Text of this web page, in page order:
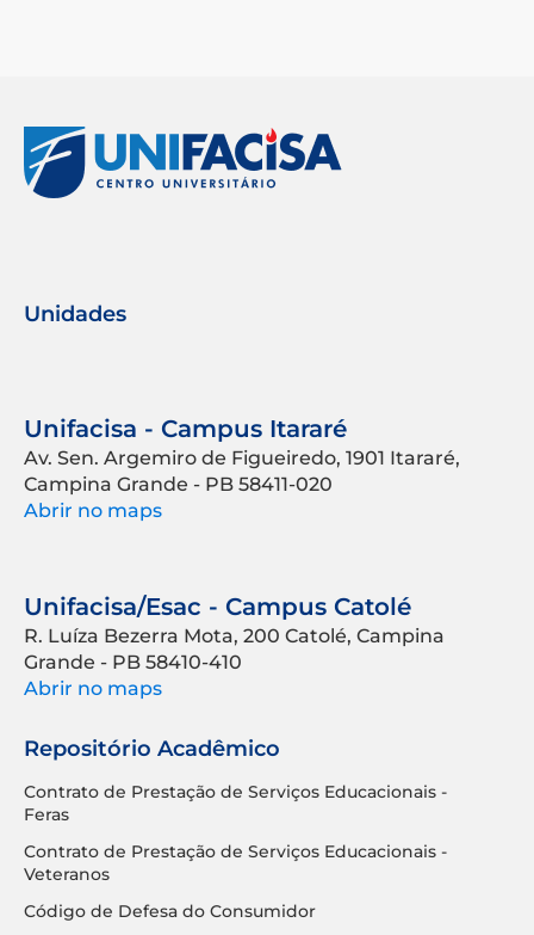
Unidades
Unifacisa - Campus Itararé
Av. Sen. Argemiro de Figueiredo, 1901 Itararé,
Campina Grande - PB 58411-020
Abrir no maps
Unifacisa/Esac - Campus Catolé
R. Luíza Bezerra Mota, 200 Catolé, Campina
Grande - PB 58410-410
Abrir no maps
Repositório Acadêmico
Contrato de Prestação de Serviços Educacionais -
Feras
Contrato de Prestação de Serviços Educacionais -
Veteranos
Código de Defesa do Consumidor